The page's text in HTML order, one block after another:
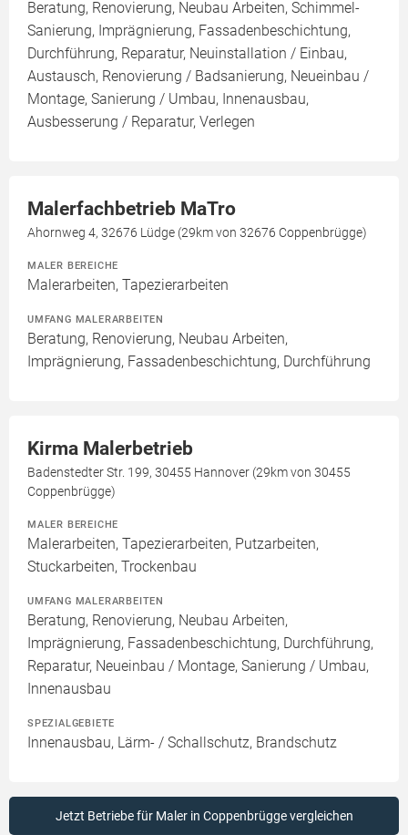
Beratung, Renovierung, Neubau Arbeiten, Schimmel-
Sanierung, Imprägnierung, Fassadenbeschichtung,
Durchführung, Reparatur, Neuinstallation / Einbau,
Austausch, Renovierung / Badsanierung, Neueinbau /
Montage, Sanierung / Umbau, Innenausbau,
Ausbesserung / Reparatur, Verlegen
Malerfachbetrieb MaTro
Ahornweg 4, 32676 Lüdge (29km von 32676 Coppenbrügge)
MALER BEREICHE
Malerarbeiten, Tapezierarbeiten
UMFANG MALERARBEITEN
Beratung, Renovierung, Neubau Arbeiten,
Imprägnierung, Fassadenbeschichtung, Durchführung
Kirma Malerbetrieb
Badenstedter Str. 199, 30455 Hannover (29km von 30455
Coppenbrügge)
MALER BEREICHE
Malerarbeiten, Tapezierarbeiten, Putzarbeiten,
Stuckarbeiten, Trockenbau
UMFANG MALERARBEITEN
Beratung, Renovierung, Neubau Arbeiten,
Imprägnierung, Fassadenbeschichtung, Durchführung,
Reparatur, Neueinbau / Montage, Sanierung / Umbau,
Innenausbau
SPEZIALGEBIETE
Innenausbau, Lärm- / Schallschutz, Brandschutz
Jetzt Betriebe für Maler in Coppenbrügge vergleichen